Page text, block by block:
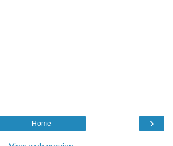
›
Home